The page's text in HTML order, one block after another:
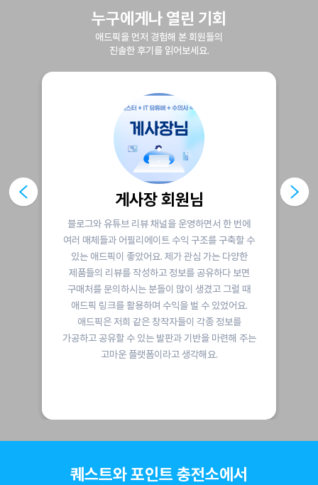
누구에게나 열린 기회
애드픽을 먼저 경험해 본 회원들의
진솔한 후기를 읽어보세요.
황금주머니 회원님
20대 초반부터 운영하던 블로그를 활용해서
벌 수 있는 방법을 찾아봤어요. 여러 홍보 플
애드픽은 초기 투자금도 전혀 없었고, 사
깔끔하고 직관적으로 구성이 잘 되어 있
정착하게 됐어요. 하루 방문자 수가 2~300
불과했는데 애드픽을 시작한 후 일 방문자
명은 기본이 되었고, 많을 때는 7천 명까
찾아오더라고요. 애드픽 덕분에 제 블로그
퀘스트와 포인트 충전소에서